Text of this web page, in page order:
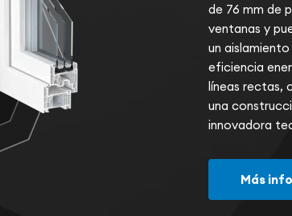
de 76 mm de
ventanas y
un
eficiencia
líneas rectas,
una
innovadora
Más